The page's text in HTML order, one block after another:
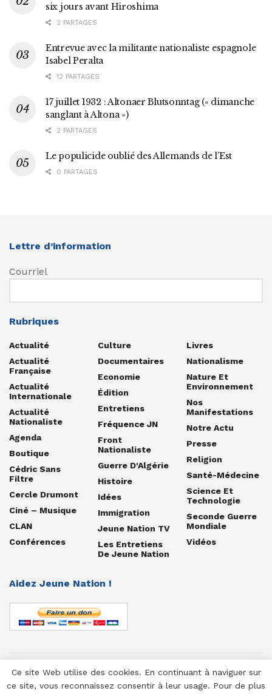
six jours avant Hiroshima
2 PARTAGES
Entrevue avec la militante nationaliste espagnole
Isabel Peralta
12 PARTAGES
17 juillet 1932 : Altonaer Blutsonntag (« dimanche
sanglant à Altona »)
2 PARTAGES
Le populicide oublié des Allemands de l’Est
0 PARTAGES
Lettre d’information
Courriel
Rubriques
Actualité
Actualité
Française
Actualité
Internationale
Actualité
Nationaliste
Agenda
Boutique
Cédric Sans
Filtre
Cercle Drumont
Ciné – Musique
CLAN
Conférences
Culture
Documentaires
Economie
Édition
Entretiens
Fréquence JN
Front
Nationaliste
Guerre D'Algérie
Histoire
Idées
Immigration
Jeune Nation TV
Les Entretiens
De Jeune Nation
Livres
Nationalisme
Nature Et
Environnement
Nos
Manifestations
Notre Actu
Presse
Religion
Santé-Médecine
Science Et
Technologie
Seconde Guerre
Mondiale
Vidéos
Aidez Jeune Nation !
© 1958-2025 Jeune Nation
Ce site Web utilise des cookies. En continuant à naviguer sur
ce site, vous reconnaissez consentir à leur usage. Pour de plus